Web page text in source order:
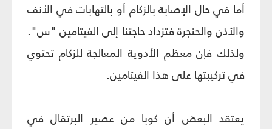
أما في حال الإصابة بالزكام أو بالتهابات في الأنف
والأذن والحنجرة فتزداد حاجتنا إلى الفيتامين "س".
ولذلك فإن معظم الأدوية المعالجة للزكام تحتوي
في تركيبتها على هذا الفيتامين.
يعتقد البعض أن كوباً من عصير البرتقال في